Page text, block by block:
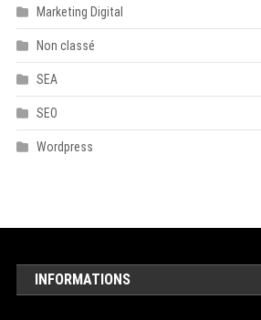
Marketing Digital
Non classé
SEA
SEO
Wordpress
INFORMATIONS